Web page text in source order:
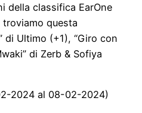
della classifica EarOne
questa
di Ultimo (+1), “Giro con
di Zerb & Sofiya
2024 al 08-02-2024)